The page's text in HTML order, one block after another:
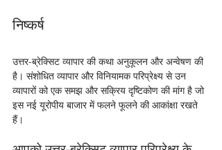
निष्कर्ष
उत्तर-ब्रेक्सिट व्यापार की कथा अनुकूलन और अन्वेषण की
है। संशोधित व्यापार और विनियामक परिप्रेक्ष्य से उन
व्यापारों को एक समझ और सक्रिय दृष्टिकोण की मांग है जो
इस नई यूरोपीय बाजार में फलने फूलने की आकांक्षा रखते
हैं।